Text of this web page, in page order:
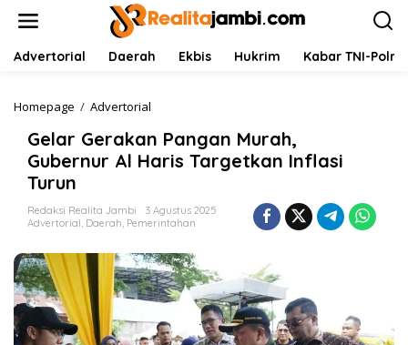
Advertorial Daerah Ekbis Hukrim Kabar TNI-Polri
Homepage / Advertorial
l
a
r
e
r
k
a
n
P
a
n
Gelar Gerakan Pangan Murah,
Gubernur Al Haris Targetkan Inflasi
Turun
Redaksi Realita Jambi
3 Agustus 2025
Advertorial, Daerah, Pemerintahan